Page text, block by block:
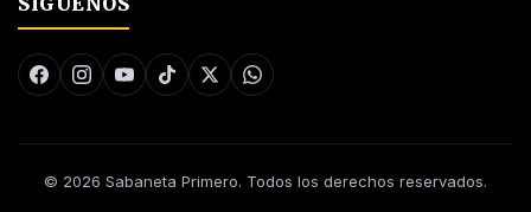
© 2026 Sabaneta Primero. Todos los derechos reservados.